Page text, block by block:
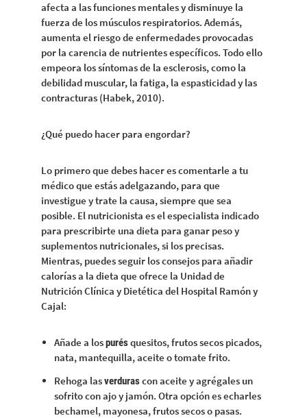
afecta a las funciones mentales y disminuye la
fuerza de los músculos respiratorios. Además,
aumenta el riesgo de enfermedades provocadas
por la carencia de nutrientes específicos. Todo ello
empeora los síntomas de la esclerosis, como la
debilidad muscular, la fatiga, la espasticidad y las
contracturas (Habek, 2010).
¿Qué puedo hacer para engordar?
Lo primero que debes hacer es comentarle a tu
médico que estás adelgazando, para que
investigue y trate la causa, siempre que sea
posible. El nutricionista es el especialista indicado
para prescribirte una dieta para ganar peso y
suplementos nutricionales, si los precisas.
Mientras, puedes seguir los consejos para añadir
calorías a la dieta que ofrece la Unidad de
Nutrición Clínica y Dietética del Hospital Ramón y
Cajal:
Añade a lospurésquesitos, frutos secos picados,
nata, mantequilla, aceite o tomate frito.
Rehoga lasverdurascon aceite y agrégales un
sofrito con ajo y jamón. Otra opción es echarles
bechamel, mayonesa, frutos secos o pasas.